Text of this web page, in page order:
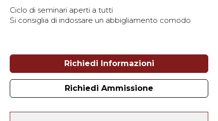
Ciclo di seminari aperti a tutti
Si consiglia di indossare un abbigliamento comodo
Richiedi Informazioni
Richiedi Ammissione